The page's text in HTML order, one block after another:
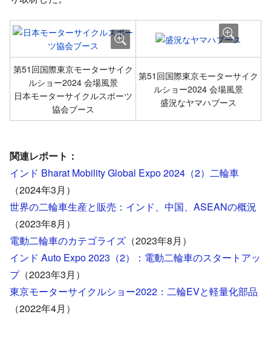
第51回国際東京モーターサイク
ルショー2024 会場風景
日本モーターサイクルスポーツ
協会ブース
第51回国際東京モーターサイク
ルショー2024 会場風景
盛況なヤマハブース
関連レポート：
インド Bharat Mobility Global Expo 2024（2）二輪車
（2024年3月）
世界の二輪車生産と販売：インド、中国、ASEANの概況
（2023年8月）
電動二輪車のカテゴライズ （2023年8月）
インド Auto Expo 2023（2）：電動二輪車のスタートアッ
プ（2023年3月）
東京モーターサイクルショー2022：二輪EVと軽量化部品
（2022年4月）